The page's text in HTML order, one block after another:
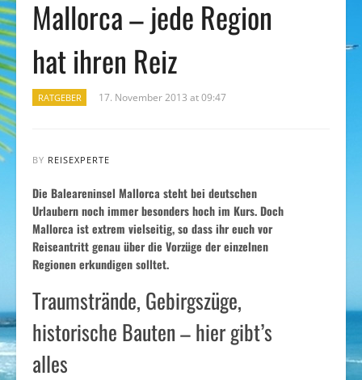
Mallorca – jede Region
hat ihren Reiz
RATGEBER 17. November 2013 at 09:47
BY REISEXPERTE
Die Baleareninsel Mallorca steht bei deutschen
Urlaubern noch immer besonders hoch im Kurs. Doch
Mallorca ist extrem vielseitig, so dass ihr euch vor
Reiseantritt genau über die Vorzüge der einzelnen
Regionen erkundigen solltet.
Traumstrände, Gebirgszüge,
historische Bauten – hier gibt’s
alles